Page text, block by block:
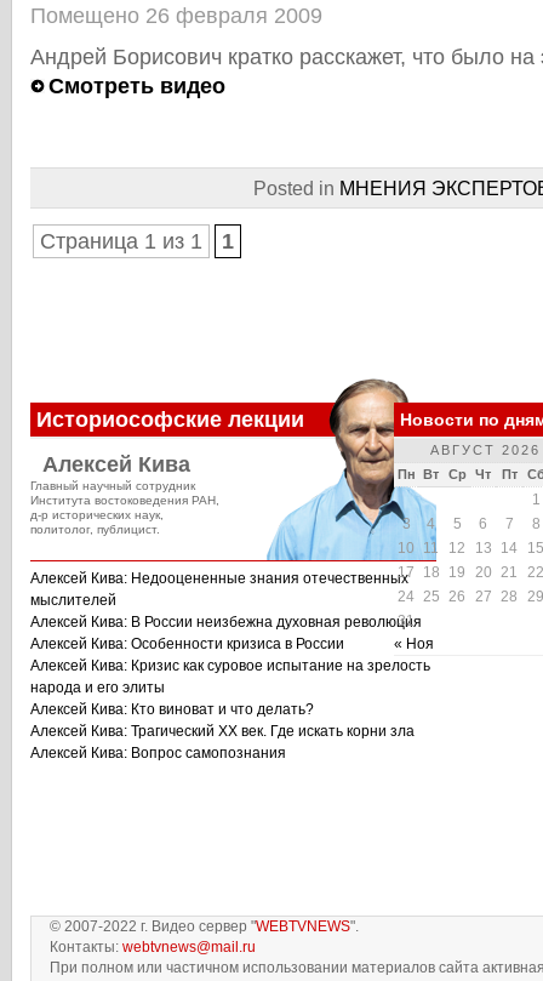
Помещено 26 февраля 2009
Андрей Борисович кратко расскажет, что было
Смотреть видео
Posted in МНЕНИЯ
Страница 1 из 1 1
Историософские лекции
Алексей Кива
Главный научный сотрудник
Института востоковедения РАН,
д-р исторических наук,
политолог, публицист.
Алексей Кива: Недооцененные знания отечественных
мыслителей
Алексей Кива: В России неизбежна духовная революция
Алексей Кива: Особенности кризиса в России
Алексей Кива: Кризис как суровое испытание на зрелость
народа и его элиты
Алексей Кива: Кто виноват и что делать?
Алексей Кива: Трагический XX век. Где искать корни зла
Алексей Кива: Вопрос самопознания
Новости по
АВГУСТ 2026
Пн Вт Ср Чт Пт
1
3
4 5 6 7
8
10
11 12 13 14
15
17
18 19 20 21
22
24 25 26 27 28
29
31
« Ноя
© 2007-2022 г. Видео сервер "WEBTVNEWS".
Контакты: webtvnews@mail.ru
При полном или частичном использовании материалов сайта